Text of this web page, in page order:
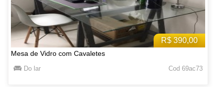
R$ 390,00
Mesa de Vidro com Cavaletes
Do lar Cod 69ac73